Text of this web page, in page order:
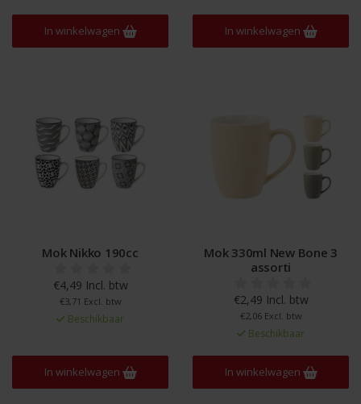
In winkelwagen In winkelwagen
Mok Nikko 190cc
€4,49 Incl. btw
€3,71 Excl. btw
Beschikbaar
In winkelwagen
Mok 330ml New Bone 3
assorti
€2,49 Incl. btw
€2,06 Excl. btw
Beschikbaar
In winkelwagen